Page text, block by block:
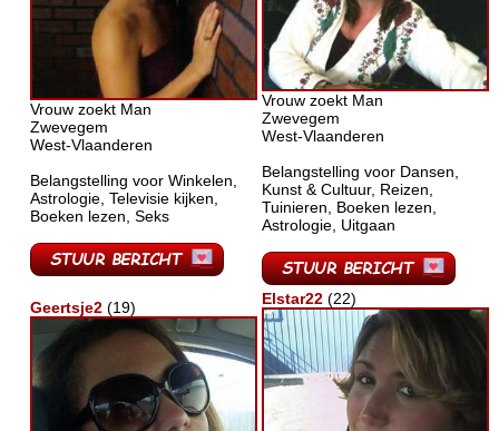
Vrouw zoekt Man
Zwevegem
West-Vlaanderen
Belangstelling voor Winkelen,
Astrologie, Televisie kijken,
Boeken lezen, Seks
Vrouw zoekt Man
Zwevegem
West-Vlaanderen
Belangstelling voor Dansen,
Kunst & Cultuur, Reizen,
Tuinieren, Boeken lezen,
Astrologie, Uitgaan
Geertsje2 (19) Elstar22 (22)